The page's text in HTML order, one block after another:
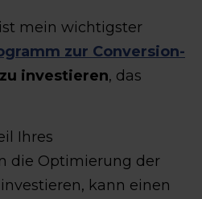
mein wichtigster
zur Conversion-
zu investieren, das
Ihres
die Optimierung der
kann einen